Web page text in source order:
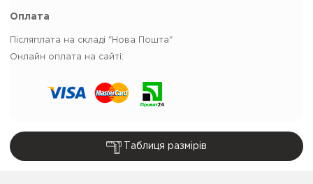
Оплата
Післяплата на складі "Нова Пошта"
Онлайн оплата на сайті:
Таблиця размірів